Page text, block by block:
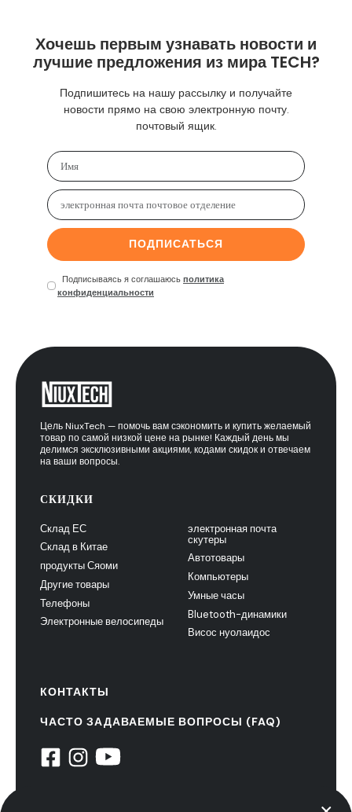
Хочешь первым узнавать новости и
лучшие предложения из мира TECH?
Подпишитесь на нашу рассылку и получайте
новости прямо на свою электронную почту.
почтовый ящик.
ПОДПИСАТЬСЯ
Подписываясь я соглашаюсь политика
конфиденциальности
Цель NiuxTech — помочь вам сэкономить и купить желаемый
товар по самой низкой цене на рынке! Каждый день мы
делимся эксклюзивными акциями, кодами скидок и отвечаем
на ваши вопросы.
СКИДКИ
Склад ЕС
Склад в Китае
продукты Сяоми
Другие товары
Телефоны
Электронные велосипеды
электронная почта
скутеры
Автотовары
Компьютеры
Умные часы
Bluetooth-динамики
Висос нуолаидос
КОНТАКТЫ
ЧАСТО ЗАДАВАЕМЫЕ ВОПРОСЫ (FAQ)